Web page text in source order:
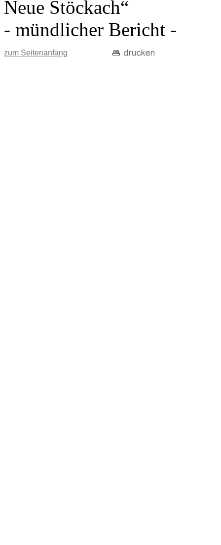
Neue Stöckach“
- mündlicher Bericht -
zum Seitenanfang